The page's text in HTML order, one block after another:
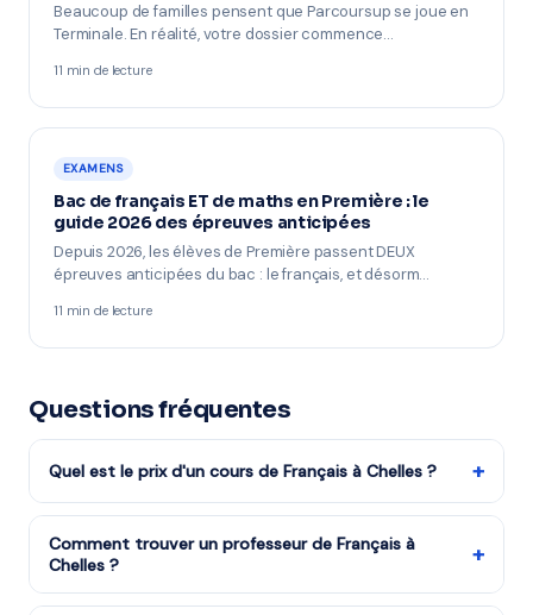
Beaucoup de familles pensent que Parcoursup se joue en
Terminale. En réalité, votre dossier commence…
11 min de lecture
EXAMENS
Bac de français ET de maths en Première : le
guide 2026 des épreuves anticipées
Depuis 2026, les élèves de Première passent DEUX
épreuves anticipées du bac : le français, et désorm…
11 min de lecture
Questions fréquentes
Quel est le prix d'un cours de Français à Chelles ? +
Les tarifs dépendent de la matière, du niveau et de la
formule choisie. Notre organisme partenaire est agréé
services à la personne : vous bénéficiez du crédit
d'impôt de 50%. Remplissez le formulaire pour recevoir
Comment trouver un professeur de Français à
Chelles ?
+
Remplissez notre formulaire en 2 minutes. Notre équipe